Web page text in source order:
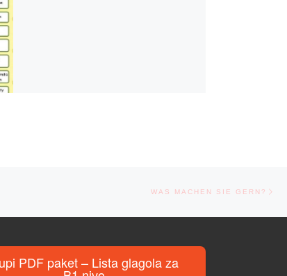
WAS MACHEN SIE GERN?
PDF paket – Lista glagola za